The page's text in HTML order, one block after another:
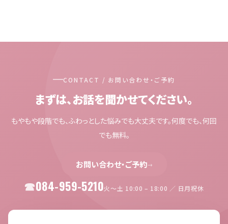
CONTACT / お問い合わせ・ご予約
まずは、お話を聞かせてください。
もやもや段階でも、ふわっとした悩みでも大丈夫です。何度でも、何回
でも無料。
お問い合わせ・ご予約→
084-959-5210火〜土 10:00 – 18:00 ／ 日月祝休